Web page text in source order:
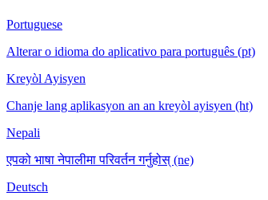
Portuguese
Alterar o idioma do aplicativo para português (pt)
Kreyòl Ayisyen
Chanje lang aplikasyon an an kreyòl ayisyen (ht)
Nepali
एपको भाषा नेपालीमा परिवर्तन गर्नुहोस् (ne)
Deutsch